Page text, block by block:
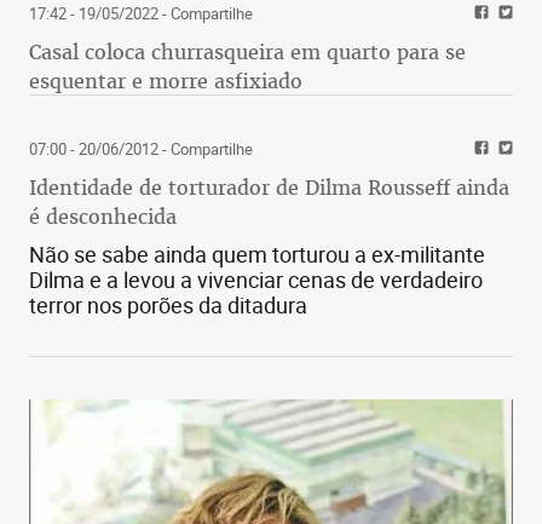
17:42 - 19/05/2022- Compartilhe
Casal coloca churrasqueira em quarto para se
esquentar e morre asfixiado
07:00 - 20/06/2012- Compartilhe
Identidade de torturador de Dilma Rousseff ainda
é desconhecida
Não se sabe ainda quem torturou a ex-militante
Dilma e a levou a vivenciar cenas de verdadeiro
terror nos porões da ditadura